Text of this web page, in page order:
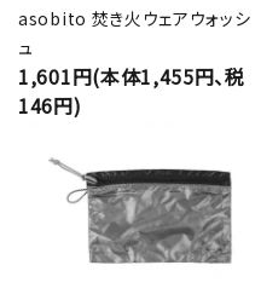
asobito 焚き火ウェアウォッシ
ュ
1,601円(本体1,455円、税
146円)